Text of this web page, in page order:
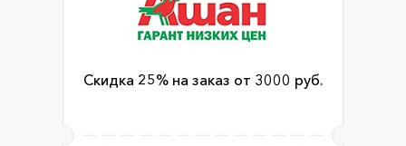
Скидка 25% на заказ от 3000 руб.